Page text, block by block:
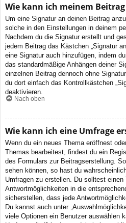
Wie kann ich meinem
Um eine Signatur an deinen Beitrag
solche in den Einstellungen in deinem
Nachdem du die Signatur erstellt und
jedem Beitrag das Kästchen „Signatur
eine Signatur auch hinzufügen, indem
das standardmäßige Anhängen deiner
einzelnen Beitrag dennoch ohne
du dort einfach das Kontrollkästchen
deaktivieren.
Nach oben
Wie kann ich eine Umfrage
Wenn du ein neues Thema eröffnest
Themas bearbeitest, findest du ein
des Formulars zur Beitragserstellung.
sehen können, so hast du
Umfragen zu erstellen. Du solltest
Antwortmöglichkeiten in die
sicherstellen, dass jede
Du kannst auch unter
viele Optionen ein Benutzer auswählen